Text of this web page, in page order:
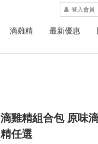
登入會員
滴雞精 最新優惠
滴雞精組合包 原味
精任選